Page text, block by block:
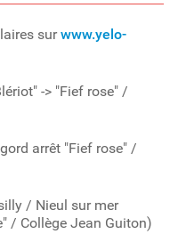
surwww.yelo-
-> "Fief rose" /
arrêt "Fief rose" /
/ Nieul sur mer
/ Collège Jean Guiton)